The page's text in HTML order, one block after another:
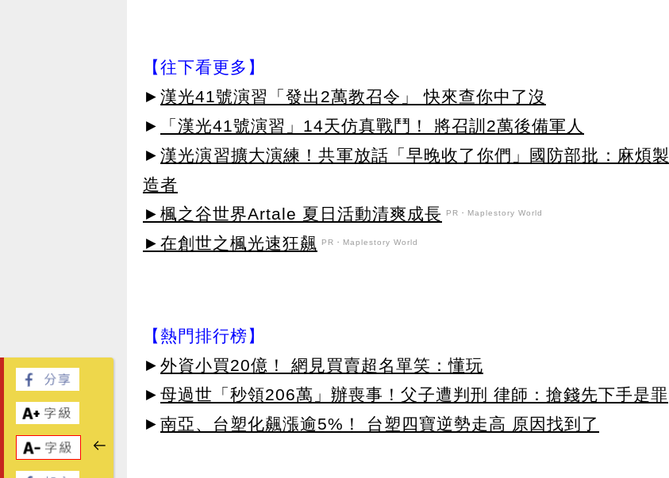
【往下看更多】
► 漢光41號演習「發出2萬教召令」 快來查你中了沒
►
「漢光41號演習」14天仿真戰鬥！ 將召訓2萬後備軍人
► 漢光演習擴大演練！共軍放話「早晚收了你們」國防部批：麻煩製
造者
►楓之谷世界Artale 夏日活動清爽成長
PR・Maplestory World
►在創世之楓光速狂飆 PR・Maplestory World
【熱門排行榜】
► 外資小買20億！ 網見買賣超名單笑：懂玩
► 母過世「秒領206萬」辦喪事！父子遭判刑 律師：搶錢先下手是罪
► 南亞、台塑化飆漲逾5%！ 台塑四寶逆勢走高 原因找到了